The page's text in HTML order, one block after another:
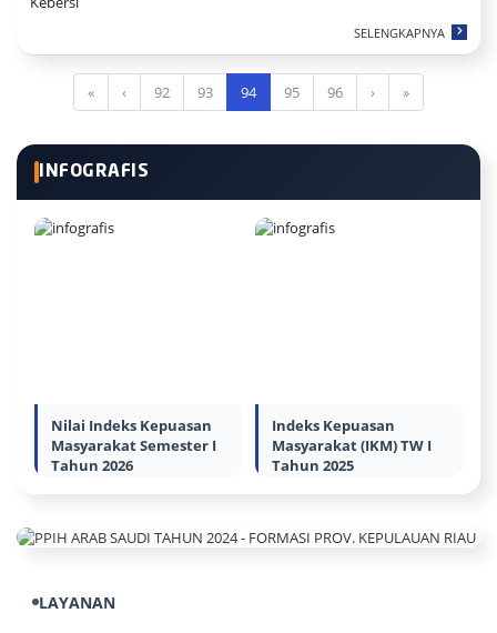
SELENGKAPNYA
« ‹ 92 93 94 95 96 › »
INFOGRAFIS
Nilai Indeks Kepuasan
Masyarakat Semester I
Tahun 2026
Indeks Kepuasan
Masyarakat (IKM) TW I
Tahun 2025
LAYANAN